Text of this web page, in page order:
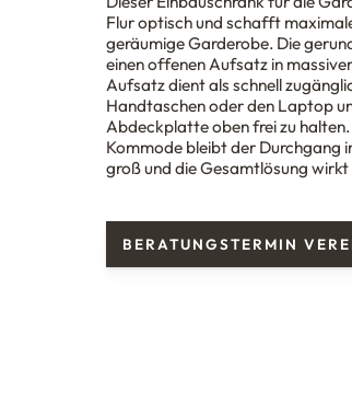
Flur optisch und schafft
geräumige Garderobe. Die
einen offenen Aufsatz in
Aufsatz dient als schnell
Handtaschen oder den Laptop
Abdeckplatte oben frei zu
Kommode bleibt der Durchgang
groß und die Gesamtlösung
BERATUNGSTERMIN